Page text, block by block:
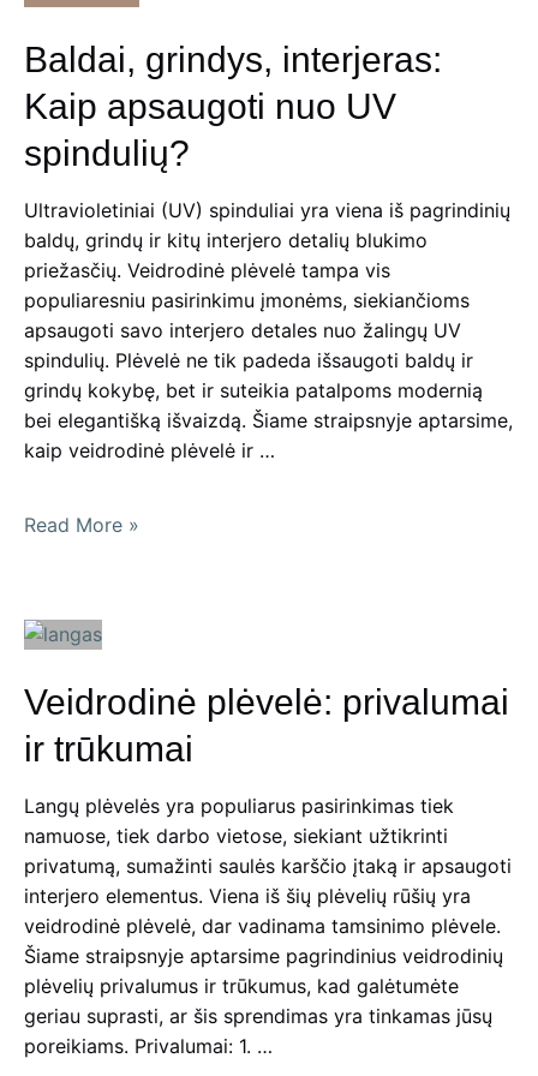
veidrodinėmis
plėvelėmis!
Baldai, grindys, interjeras:
Kaip apsaugoti nuo UV
spindulių?
Ultravioletiniai (UV) spinduliai yra viena iš pagrindinių
baldų, grindų ir kitų interjero detalių blukimo
priežasčių. Veidrodinė plėvelė tampa vis
populiaresniu pasirinkimu įmonėms, siekiančioms
apsaugoti savo interjero detales nuo žalingų UV
spindulių. Plėvelė ne tik padeda išsaugoti baldų ir
grindų kokybę, bet ir suteikia patalpoms modernią
bei elegantišką išvaizdą. Šiame straipsnyje aptarsime,
kaip veidrodinė plėvelė ir …
Baldai,
Kaip
apsaugoti
UV
spindulių?
Read More »
Veidrodinė plėvelė: privalumai
ir trūkumai
Langų plėvelės yra populiarus pasirinkimas tiek
namuose, tiek darbo vietose, siekiant užtikrinti
privatumą, sumažinti saulės karščio įtaką ir apsaugoti
interjero elementus. Viena iš šių plėvelių rūšių yra
veidrodinė plėvelė, dar vadinama tamsinimo plėvele.
Šiame straipsnyje aptarsime pagrindinius veidrodinių
plėvelių privalumus ir trūkumus, kad galėtumėte
geriau suprasti, ar šis sprendimas yra tinkamas jūsų
poreikiams. Privalumai: 1. …